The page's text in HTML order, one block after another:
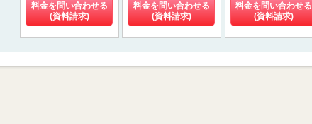
料金を問い合わせる
(資料請求)
料金を問い合わせる
(資料請求)
料金を問い合わせる
(資料請求)